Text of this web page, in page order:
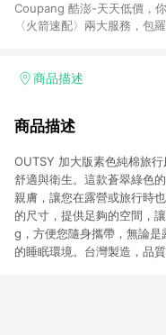
Coupang 酷澎-天天低價，
〈火箭速配〉兩大服務，包
加入WOW會員告別湊免運
商品描述
商品描述
OUTSY 加大版素色純棉旅
舒適與衛生。這款蒼翠綠色
親膚，讓您在露營或旅行時
的尺寸，提供足夠的空間，
g，方便您隨身攜帶，無論
的睡眠環境。台灣製造，品